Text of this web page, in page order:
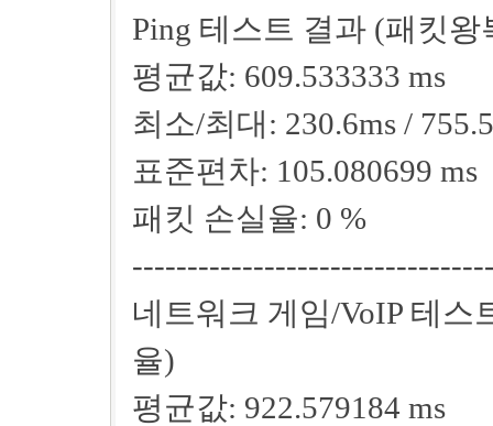
Ping 테스트 결과 (패킷
평균값: 609.533333 ms
최소/최대: 230.6ms /
표준편차: 105.080699 ms
패킷 손실율: 0 %
네트워크 게임/VoIP 테
율)
평균값: 922.579184 ms